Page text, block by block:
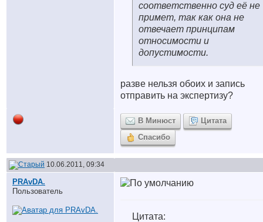
соответственно суд её не
примет, так как она не
отвечает принципам
относимости и
допустимости.
разве нельзя обоих и запись
отправить на экспертизу?
В Минюст
Цитата
Спасибо
10.06.2011, 09:34
PRAvDA.
Пользователь
Цитата: